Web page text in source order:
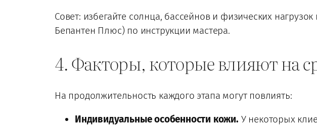
Совет: избегайте солнца, бассейнов и физических
Бепантен Плюс) по инструкции мастера.
4. Факторы, которые влияют на
На продолжительность каждого этапа могут повлиять:
Индивидуальные особенности кожи. У некоторых